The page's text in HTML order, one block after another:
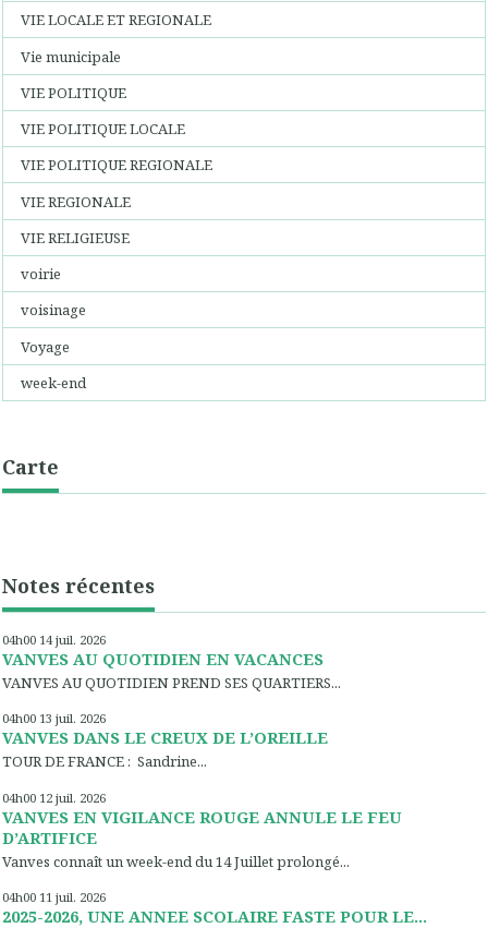
VIE LOCALE ET REGIONALE
Vie municipale
VIE POLITIQUE
VIE POLITIQUE LOCALE
VIE POLITIQUE REGIONALE
VIE REGIONALE
VIE RELIGIEUSE
voirie
voisinage
Voyage
week-end
Carte
Notes récentes
04h00 14 juil. 2026
VANVES AU QUOTIDIEN EN VACANCES
VANVES AU QUOTIDIEN PREND SES QUARTIERS...
04h00 13 juil. 2026
VANVES DANS LE CREUX DE L’OREILLE
TOUR DE FRANCE : Sandrine...
04h00 12 juil. 2026
VANVES EN VIGILANCE ROUGE ANNULE LE FEU
D’ARTIFICE
Vanves connaît un week-end du 14 Juillet prolongé...
04h00 11 juil. 2026
2025-2026, UNE ANNEE SCOLAIRE FASTE POUR LE...